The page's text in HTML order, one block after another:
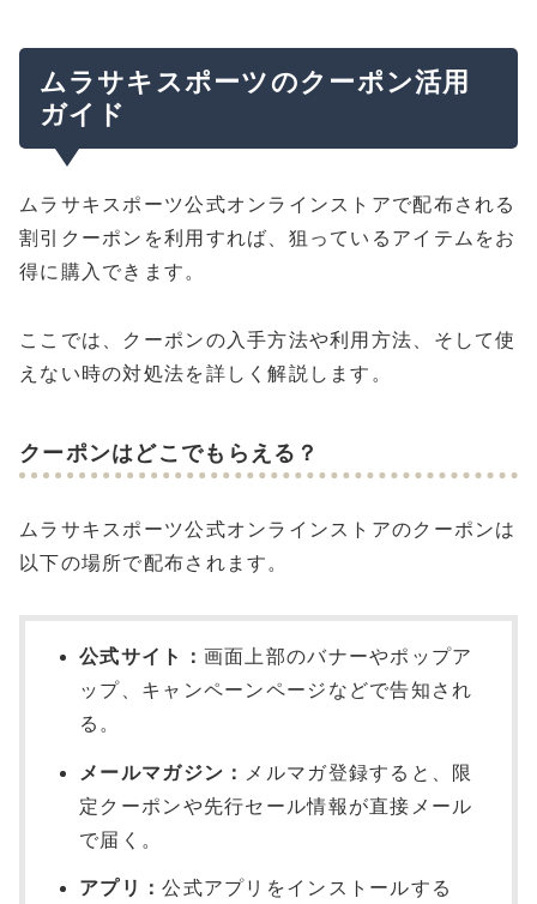
ムラサキスポーツのクーポン活用
ガイド
ムラサキスポーツ公式オンラインストアで配布される
割引クーポンを利用すれば、狙っているアイテムをお
得に購入できます。
ここでは、クーポンの入手方法や利用方法、そして使
えない時の対処法を詳しく解説します。
クーポンはどこでもらえる？
ムラサキスポーツ公式オンラインストアのクーポンは
以下の場所で配布されます。
公式サイト： 画面上部のバナーやポップア
ップ、キャンペーンページなどで告知され
る。
メールマガジン：
メルマガ登録すると、限
定クーポンや先行セール情報が直接メール
で届く。
アプリ：公式アプリをインストールする